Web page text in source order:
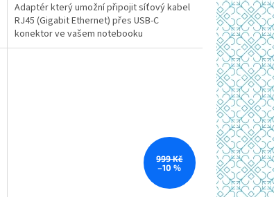
Adaptér který umožní připojit síťový kabel
RJ45 (Gigabit Ethernet) přes USB-C
konektor ve vašem notebooku
999 Kč
–10 %